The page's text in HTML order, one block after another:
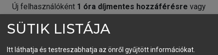
Új felhasználóként 1 óra díjmentes hozzáférésre vagy
fiókoddal,vagy hozz létre új fiókot.
SÜTIK LISTÁJA
Itt láthatja és testreszabhatja az önről gyűjtött információkat.